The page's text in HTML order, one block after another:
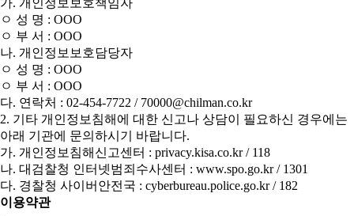
가. 개인정보보호책임자
ㅇ 성 명 : OOO
ㅇ 부 서 : OOO
나. 개인정보보호담당자
ㅇ 성 명 : OOO
ㅇ 부 서 : OOO
다. 연락처 : 02-454-7722 / 70000@chilman.co.kr
2. 기타 개인정보침해에 대한 신고나 상담이 필요하신 경우에는
아래 기관에 문의하시기 바랍니다.
가. 개인정보침해신고센터 : privacy.kisa.co.kr / 118
나. 대검찰청 인터넷범죄수사센터 : www.spo.go.kr / 1301
다. 경찰청 사이버안전국 : cyberbureau.police.go.kr / 182
이용약관